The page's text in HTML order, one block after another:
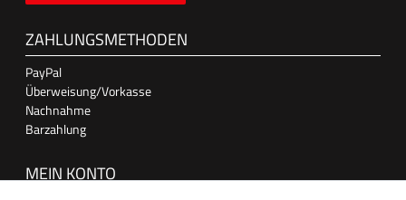
ZAHLUNGSMETHODEN
PayPal
Überweisung/Vorkasse
Nachnahme
Barzahlung
MEIN KONTO